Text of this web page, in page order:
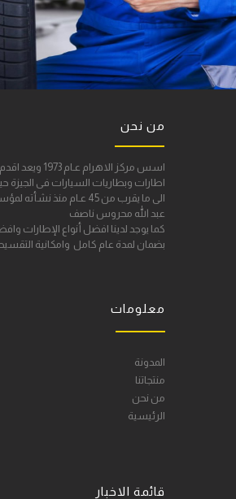
من نحن
اسس مركز الاهرام
اطارات وبطاريات السيارات فى الجيزة
الى ما يقرب من 45 عـام منذ
عبد الله محروس ناصف
كما يوجد لدينا افضل أنواع الإطارات
بضمان لمدة عام كامل وامكانية
معلومات
المدونة
منتجاتنا
من نحن
الرئيسية
قائمة الاخبار